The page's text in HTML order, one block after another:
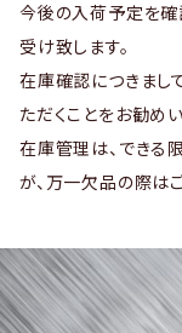
今後の入荷予定を確
受け致します。
在庫確認につきまし
ただくことをお勧めい
在庫管理は、できる
が、万一欠品の際は